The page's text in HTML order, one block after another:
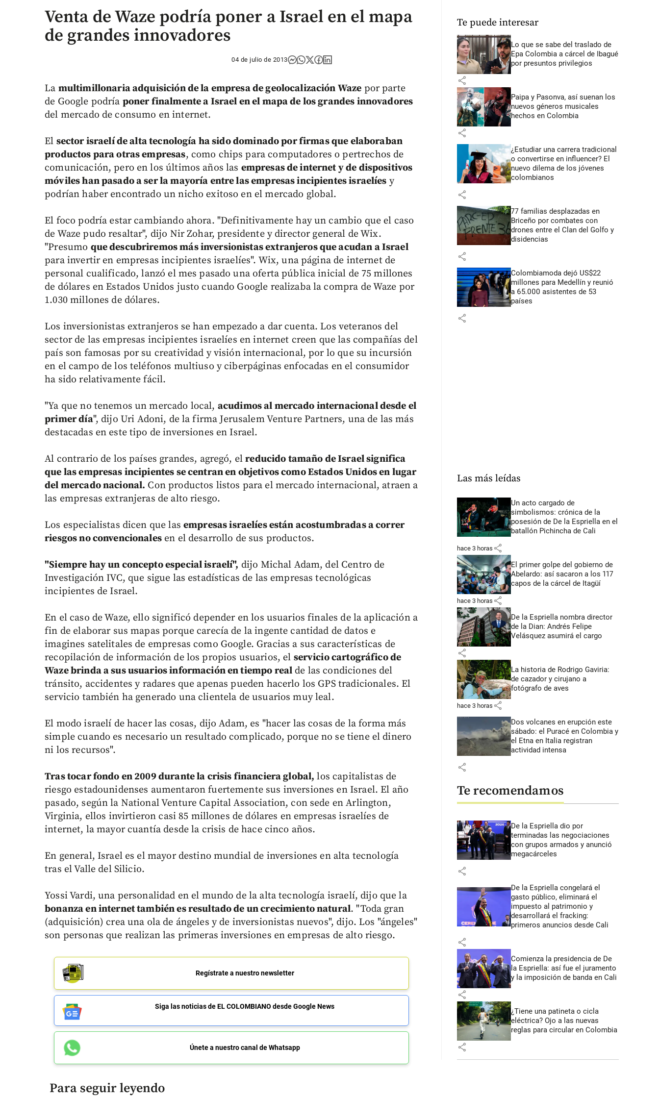
Venta de Waze podría poner a Israel en el mapa
de grandes innovadores
04 de julio de 2013
La multimillonaria adquisición de la empresa de geolocalización Waze por parte
de Google podría poner finalmente a Israel en el mapa de los grandes innovadores
del mercado de consumo en internet.
El sector israelí de alta tecnología ha sido dominado por firmas que elaboraban
productos para otras empresas, como chips para computadores o pertrechos de
comunicación, pero en los últimos años las empresas de internet y de dispositivos
móviles han pasado a ser la mayoría entre las empresas incipientes israelíes y
podrían haber encontrado un nicho exitoso en el mercado global.
El foco podría estar cambiando ahora. "Definitivamente hay un cambio que el caso
de Waze pudo resaltar", dijo Nir Zohar, presidente y director general de Wix.
"Presumo que descubriremos más inversionistas extranjeros que acudan a Israel
para invertir en empresas incipientes israelíes". Wix, una página de internet de
personal cualificado, lanzó el mes pasado una oferta pública inicial de 75 millones
de dólares en Estados Unidos justo cuando Google realizaba la compra de Waze por
1.030 millones de dólares.
Los inversionistas extranjeros se han empezado a dar cuenta. Los veteranos del
sector de las empresas incipientes israelíes en internet creen que las compañías del
país son famosas por su creatividad y visión internacional, por lo que su incursión
en el campo de los teléfonos multiuso y ciberpáginas enfocadas en el consumidor
ha sido relativamente fácil.
"Ya que no tenemos un mercado local, acudimos al mercado internacional desde el
primer día", dijo Uri Adoni, de la firma Jerusalem Venture Partners, una de las más
destacadas en este tipo de inversiones en Israel.
Al contrario de los países grandes, agregó, elreducido tamaño de Israel significa
que las empresas incipientes se centran en objetivos como Estados Unidos en lugar
del mercado nacional. Con productos listos para el mercado internacional, atraen a
las empresas extranjeras de alto riesgo.
Los especialistas dicen que las empresas israelíes están acostumbradas a correr
riesgos no convencionalesen el desarrollo de sus productos.
"Siempre hay un concepto especial israelí", dijo Michal Adam, del Centro de
Investigación IVC, que sigue las estadísticas de las empresas tecnológicas
incipientes de Israel.
En el caso de Waze, ello significó depender en los usuarios finales de la aplicación a
fin de elaborar sus mapas porque carecía de la ingente cantidad de datos e
imagines satelitales de empresas como Google. Gracias a sus características de
recopilación de información de los propios usuarios, el servicio cartográfico de
Waze brinda a sus usuarios información en tiempo real de las condiciones del
tránsito, accidentes y radares que apenas pueden hacerlo los GPS tradicionales. El
servicio también ha generado una clientela de usuarios muy leal.
El modo israelí de hacer las cosas, dijo Adam, es "hacer las cosas de la forma más
simple cuando es necesario un resultado complicado, porque no se tiene el dinero
ni los recursos".
Tras tocar fondo en 2009 durante la crisis financiera global, los capitalistas de
riesgo estadounidenses aumentaron fuertemente sus inversiones en Israel. El año
pasado, según la National Venture Capital Association, con sede en Arlington,
Virginia, ellos invirtieron casi 85 millones de dólares en empresas israelíes de
internet, la mayor cuantía desde la crisis de hace cinco años.
En general, Israel es el mayor destino mundial de inversiones en alta tecnología
tras el Valle del Silicio.
Yossi Vardi, una personalidad en el mundo de la alta tecnología israelí, dijo que la
bonanza en internet también es resultado de un crecimiento natural. "Toda gran
(adquisición) crea una ola de ángeles y de inversionistas nuevos", dijo. Los "ángeles"
son personas que realizan las primeras inversiones en empresas de alto riesgo.
Regístrate a nuestro newsletter
Siga las noticias de EL COLOMBIANO desde Google News
Únete a nuestro canal de Whatsapp
Para seguir leyendo
Te puede interesar
Lo que se sabe del traslado de
Epa Colombia a cárcel de Ibagué
por presuntos privilegios
share
Paipa y Pasonva, así suenan los
nuevos géneros musicales
hechos en Colombia
share
¿Estudiar una carrera tradicional
o convertirse en influencer? El
nuevo dilema de los jóvenes
colombianos
share
77 familias desplazadas en
Briceño por combates con
drones entre el Clan del Golfo y
disidencias
share
Colombiamoda dejó US$22
millones para Medellín y reunió
a 65.000 asistentes de 53
países
share
Las más leídas
Un acto cargado de
simbolismos: crónica de la
posesión de De la Espriella en el
batallón Pichincha de Cali
hace 3 horas share
El primer golpe del gobierno de
Abelardo: así sacaron a los 117
capos de la cárcel de Itagüí
hace 3 horas share
De la Espriella nombra director
de la Dian: Andrés Felipe
Velásquez asumirá el cargo
share
La historia de Rodrigo Gaviria:
de cazador y cirujano a
fotógrafo de aves
hace 3 horas share
Dos volcanes en erupción este
sábado: el Puracé en Colombia y
el Etna en Italia registran
actividad intensa
share
Te recomendamos
De la Espriella dio por
terminadas las negociaciones
con grupos armados y anunció
megacárceles
share
De la Espriella congelará el
gasto público, eliminará el
impuesto al patrimonio y
desarrollará el fracking:
primeros anuncios desde Cali
share
Comienza la presidencia de De
la Espriella: así fue el juramento
y la imposición de banda en Cali
share
¿Tiene una patineta o cicla
eléctrica? Ojo a las nuevas
reglas para circular en Colombia
share